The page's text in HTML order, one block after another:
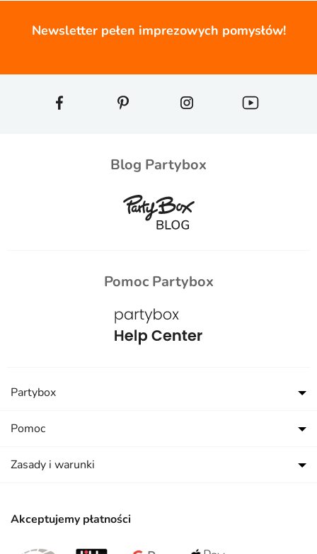
Newsletter pełen imprezowych pomysłów!
Blog Partybox
Pomoc Partybox
Akceptujemy płatności
Partybox
Pomoc
Zasady i warunki